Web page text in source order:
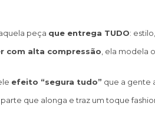
peça que entrega TUDO:
com alta compressão, ela modela
efeito “segura tudo” que a gente
que alonga e traz um toque